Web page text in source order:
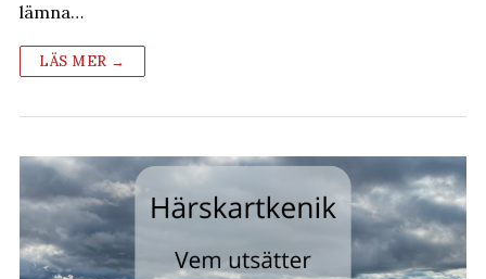
lämna…
LÄS MER →